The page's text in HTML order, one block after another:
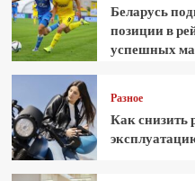
Беларусь
позиции в
успешных
Разное
Как снизить